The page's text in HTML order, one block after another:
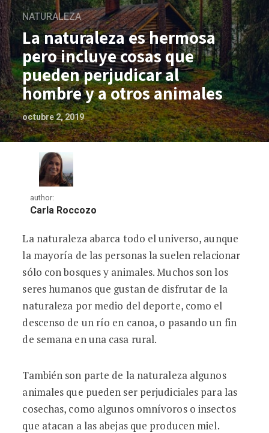
NATURALEZA
La naturaleza es hermosa
pero incluye cosas que
pueden perjudicar al
hombre y a otros animales
octubre 2, 2019
author:
Carla Roccozo
La naturaleza es hermosa pero
La naturaleza abarca todo el universo, aunque
la mayoría de las personas la suelen relacionar
sólo con bosques y animales. Muchos son los
seres humanos que gustan de disfrutar de la
naturaleza por medio del deporte, como el
descenso de un río en canoa, o pasando un fin
de semana en una casa rural.
También son parte de la naturaleza algunos
animales que pueden ser perjudiciales para las
cosechas, como algunos omnívoros o insectos
que atacan a las abejas que producen miel.